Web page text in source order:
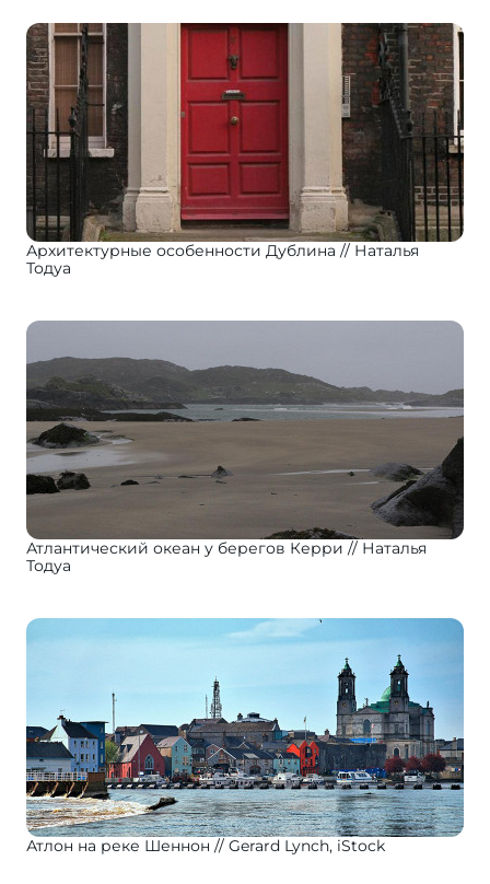
Архитектурные особенности Дублина
Наталья
Тодуа
Атлантический океан у берегов Керри
Наталья
Тодуа
Атлон на реке Шеннон Gerard Lynch, iStock